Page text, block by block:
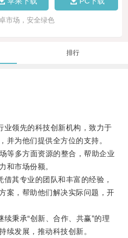
市场，安全绿色
排行
领先的科技创新机构，致力于
并为他们提供全方位的支持。
多方面资源的整合，帮助企业
和市场份额。
其专业的团队和丰富的经验，
案，帮助他们解决实际问题，开
秉承“创新、合作、共赢”的理
续发展，推动科技创新。